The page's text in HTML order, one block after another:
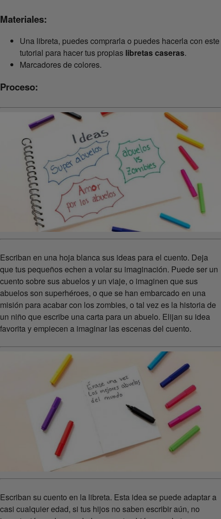
Materiales:
Una libreta, puedes comprarla o puedes hacerla con este
tutorial para hacer tus propias libretas caseras.
Marcadores de colores.
Proceso:
Escriban en una hoja blanca sus ideas para el cuento. Deja
que tus pequeños echen a volar su imaginación. Puede ser un
cuento sobre sus abuelos y un viaje, o imaginen que sus
abuelos son superhéroes, o que se han embarcado en una
misión para acabar con los zombies, o tal vez es la historia de
un niño que escribe una carta para un abuelo. Elijan su idea
favorita y empiecen a imaginar las escenas del cuento.
Escriban su cuento en la libreta. Esta idea se puede adaptar a
casi cualquier edad, si tus hijos no saben escribir aún, no